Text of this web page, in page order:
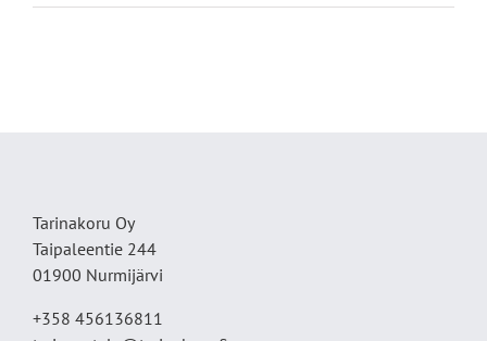
Kukkanen,korv
Tarinakoru Oy
Taipaleentie 244
01900 Nurmijärvi
+358 456136811